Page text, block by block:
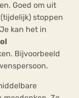
Goed om uit
stoppen
kan het in
Bijvoorbeeld